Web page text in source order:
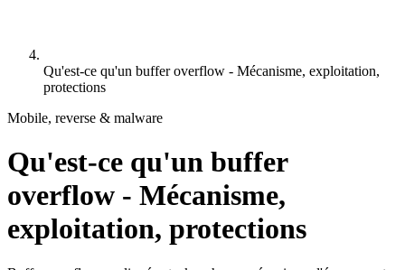
Qu'est-ce qu'un buffer overflow - Mécanisme, exploitation,
protections
Mobile, reverse & malware
Qu'est-ce qu'un buffer
overflow - Mécanisme,
exploitation, protections